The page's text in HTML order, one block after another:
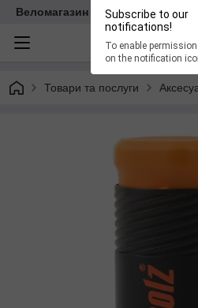
Subscribe to our
notifications!
To enable
on the notification
Веломагазин EasyBike
Товари та послуги